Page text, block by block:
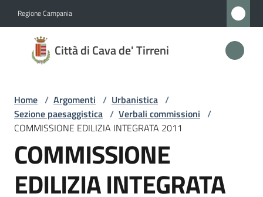
Regione Campania
Città di Cava de' Tirreni
Città
di
de'
Tirreni
Amministrazione
Home / Argomenti / Urbanistica /
Sezione paesaggistica / Verbali commissioni /
COMMISSIONE EDILIZIA INTEGRATA 2011
COMMISSIONE
EDILIZIA INTEGRATA